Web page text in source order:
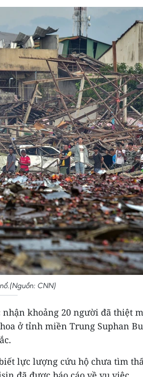
CNN)
nhận khoảng 20 người đã thiệt
ở tỉnh miền Trung Suphan
lực lượng cứu hộ chưa tìm